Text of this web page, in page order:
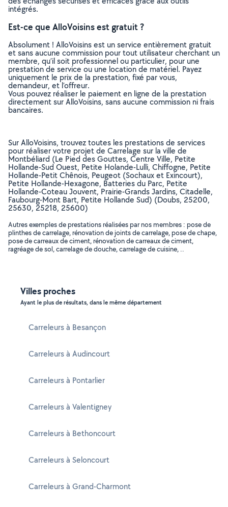
intégrés.
Est-ce que AlloVoisins est gratuit ?
Absolument ! AlloVoisins est un service entièrement gratuit
et sans aucune commission pour tout utilisateur cherchant un
membre, qu’il soit professionnel ou particulier, pour une
prestation de service ou une location de matériel. Payez
uniquement le prix de la prestation, fixé par vous,
demandeur, et l’offreur.
Vous pouvez réaliser le paiement en ligne de la prestation
directement sur AlloVoisins, sans aucune commission ni frais
bancaires.
Sur AlloVoisins, trouvez toutes les prestations de services
pour réaliser votre projet de Carrelage sur la ville de
Montbéliard (Le Pied des Gouttes, Centre Ville, Petite
Hollande-Sud Ouest, Petite Holande-Lulli, Chiffogne, Petite
Hollande-Petit Chênois, Peugeot (Sochaux et Exincourt),
Petite Hollande-Hexagone, Batteries du Parc, Petite
Hollande-Coteau Jouvent, Prairie-Grands Jardins, Citadelle,
Faubourg-Mont Bart, Petite Hollande Sud) (Doubs, 25200,
25630, 25218, 25600)
Autres exemples de prestations réalisées par nos membres : pose de
plinthes de carrelage, rénovation de joints de carrelage, pose de chape,
pose de carreaux de ciment, rénovation de carreaux de ciment,
ragréage de sol, carrelage de douche, carrelage de cuisine, ..
Villes proches
Ayant le plus de résultats, dans le même département
Carreleurs à Besançon
Carreleurs à Audincourt
Carreleurs à Pontarlier
Carreleurs à Valentigney
Carreleurs à Bethoncourt
Carreleurs à Seloncourt
Carreleurs à Grand-Charmont